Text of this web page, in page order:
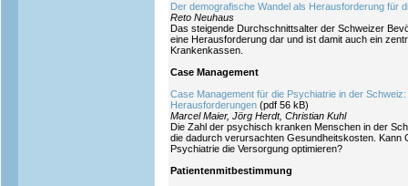
Der demografische Wandel als Herausforderung für
Reto Neuhaus
Das steigende Durchschnittsalter der Schweizer
eine Herausforderung dar und ist damit auch ein
Krankenkassen.
Case Management
Case Management für die Psychiatrie in der
Herausforderungen (pdf 56 kB)
Marcel Maier, Jörg Herdt, Christian Kuhl
Die Zahl der psychisch kranken Menschen in der
die dadurch verursachten Gesundheitskosten. Kann
Psychiatrie die Versorgung optimieren?
Patientenmitbestimmung